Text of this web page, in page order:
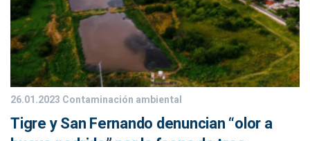
26.01.2023 Contaminación ambiental
Tigre y San Fernando denuncian “olor a